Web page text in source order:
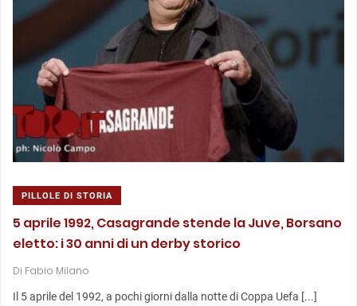
PILLOLE DI STORIA
5 aprile 1992, Casagrande stende la Juve, Borsano
eletto: i 30 anni di un derby storico
Di Fabio Milano
Il 5 aprile del 1992, a pochi giorni dalla notte di Coppa Uefa [...]